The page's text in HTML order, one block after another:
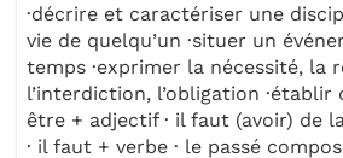
·décrire et caractériser une
vie de quelqu’un ·situer un
temps ·exprimer la nécessité, la
l’interdiction, l’obligation ·établir
être + adjectif · il faut (avoir) de
· il faut + verbe · le passé